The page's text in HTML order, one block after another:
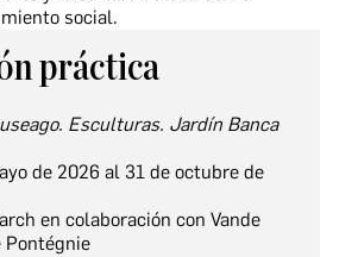
social.
práctica
Esculturas. Jardín Banca
de 2026 al 31 de octubre de
en colaboración con Vande
Pontégnie